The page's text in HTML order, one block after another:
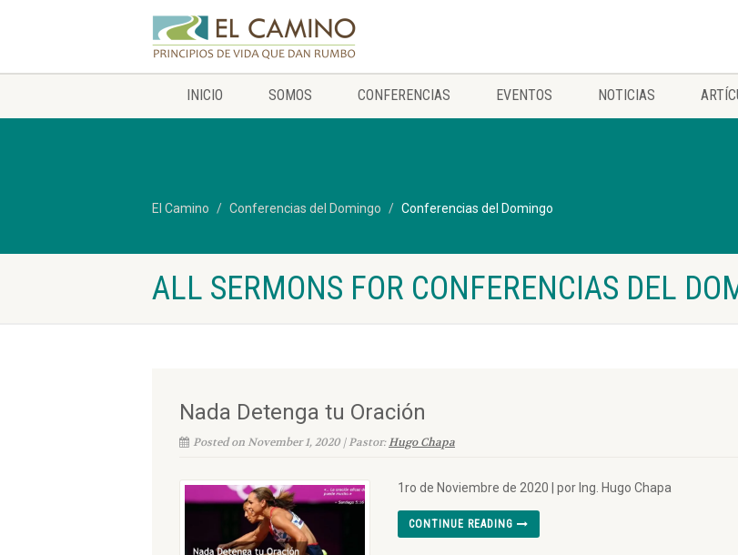
INICIO SOMOS CONFERENCIAS EVENTOS NOTICIAS
El Camino Conferencias del Domingo Conferencias del Domingo
ALL SERMONS FOR CONFERENCIAS DEL
Nada Detenga tu Oración
Posted on November 1, 2020 | Pastor:Hugo Chapa
1ro de Noviembre de 2020 | por Ing. Hugo Chapa
CONTINUE READING